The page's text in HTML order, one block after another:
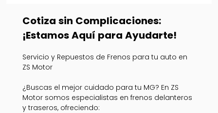
Cotiza sin Complicaciones:
¡Estamos Aquí para Ayudarte!
Servicio y Repuestos de Frenos para tu auto en
ZS Motor
¿Buscas el mejor cuidado para tu MG? En ZS
Motor somos especialistas en frenos delanteros
y traseros, ofreciendo: